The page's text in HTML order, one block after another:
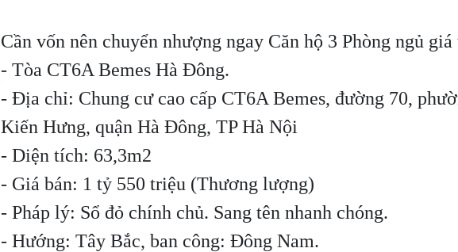
Cần vốn nên chuyển nhượng ngay Căn hộ 3 Phòng ngủ giá
- Tòa CT6A Bemes Hà Đông.
- Địa chỉ: Chung cư cao cấp CT6A Bemes, đường 70,
Kiến Hưng, quận Hà Đông, TP Hà Nội
- Diện tích: 63,3m2
- Giá bán: 1 tỷ 550 triệu (Thương lượng)
- Pháp lý: Sổ đỏ chính chủ. Sang tên nhanh chóng.
- Hướng: Tây Bắc, ban công: Đông Nam.